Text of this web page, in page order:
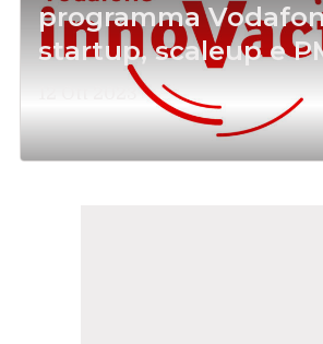
programma
startup, scaleup e